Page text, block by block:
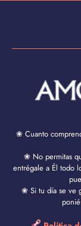
❀ Cuanto
❀ No permitas
entrégale a Él todo
❀ Si tu día se ve